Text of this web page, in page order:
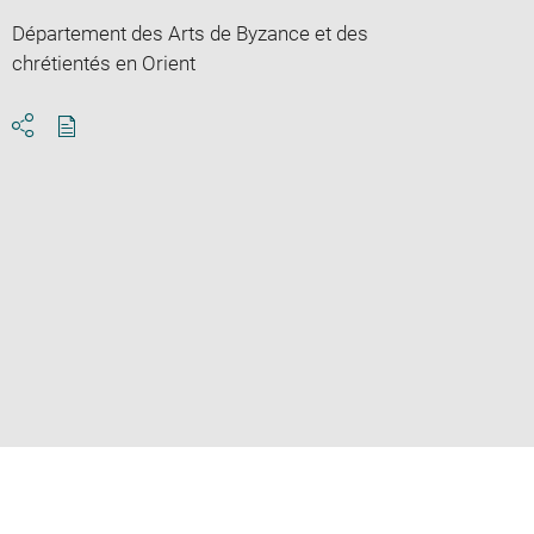
Département des Arts de Byzance et des
chrétientés en Orient